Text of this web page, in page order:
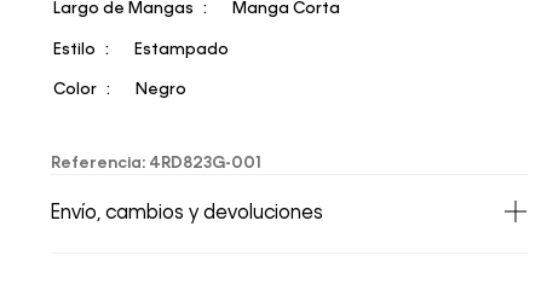
Largo de Mangas Manga Corta
Estilo Estampado
Color Negro
Referencia: 4RD823G-001
Envío, cambios y devoluciones